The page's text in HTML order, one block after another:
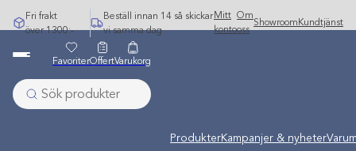
Hoppa
till
Fri frakt
över 1300:-
Beställ innan 14 så skickar
vi samma dag
Mitt
konto
Om
oss
Showroom Kundtjänst
Undermeny stängd: Varumärken
ProdukterKampanjer & nyheter
FavoriterOffertVarukorg